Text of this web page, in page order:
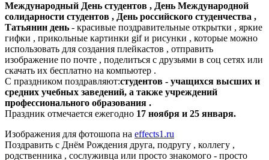
Международный День студентов , День Международной
солидарности студентов , День российского студенчества ,
Татьянин день - красивые поздравительные открытки , яркие
гифки , прикольные картинки gif и рисунки , которые можно
использовать для создания плейкастов , отправить
изображение по почте , поделиться с друзьями в соц сетях или
скачать их бесплатно на компьютер .
С праздником поздравляют:студентов - учащихся высших и
средних учебных заведений, а также учреждений
профессионального образования .
Праздник отмечается ежегодно 17 ноября и 25 января.
Изображения для фотошопа на effects1.ru
Поздравить с Днём Рождения друга, подругу , коллегу ,
родственника , сослуживца или просто знакомого - просто